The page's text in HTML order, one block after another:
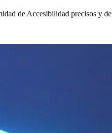
de Accesibilidad precisos y